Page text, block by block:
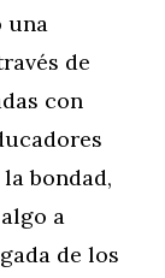
una
de
con
bondad,
a
de los